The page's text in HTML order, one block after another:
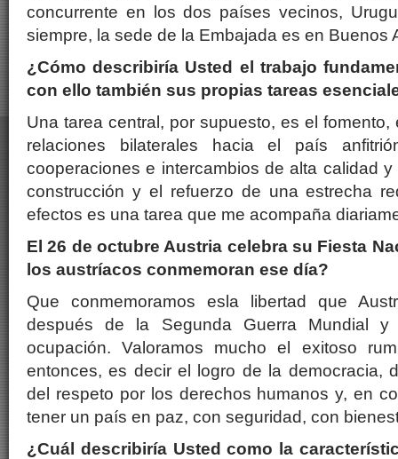
concurrente en los dos países vecinos,
siempre, la sede de la Embajada es en Buenos
¿Cómo describiría Usted el trabajo
con ello también sus propias tareas
Una tarea central, por supuesto, es el fomento,
relaciones bilaterales hacia el país
cooperaciones e intercambios de alta calidad
construcción y el refuerzo de una estrecha
efectos es una tarea que me acompaña
El 26 de octubre Austria celebra su Fiesta
los austríacos conmemoran ese día?
Que conmemoramos esla libertad que
después de la Segunda Guerra Mundial
ocupación. Valoramos mucho el exitoso
entonces, es decir el logro de la democracia,
del respeto por los derechos humanos y, en
tener un país en paz, con seguridad, con
¿Cuál describiría Usted como la